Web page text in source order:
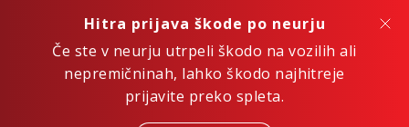
Hitra prijava škode po neurju
Če ste v neurju utrpeli škodo na vozilih ali
nepremičninah, lahko škodo najhitreje
prijavite preko spleta.